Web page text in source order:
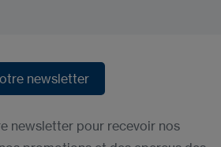
newsletter
newsletter pour recevoir nos